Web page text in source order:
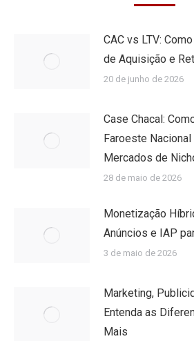
CAC vs LTV:
de Aquisição e
20 de junho de 2026
Case Chacal:
Faroeste
Mercados de
28 de maio de 2026
Monetização
Anúncios e IAP
3 de maio de 2026
Marketing,
Entenda as
Mais